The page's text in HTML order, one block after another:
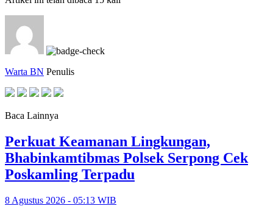
Warta BN Penulis
Baca Lainnya
Perkuat Keamanan Lingkungan,
Bhabinkamtibmas Polsek Serpong Cek
Poskamling Terpadu
8 Agustus 2026 - 05:13 WIB